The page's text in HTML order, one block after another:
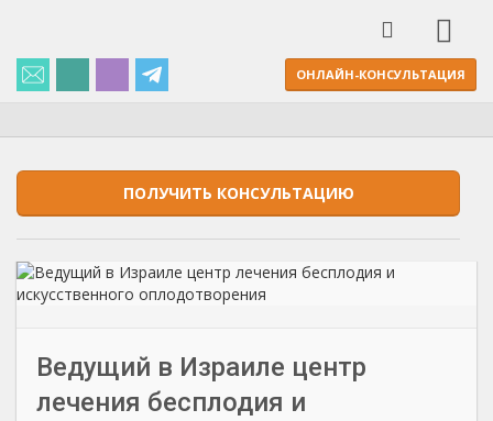
ОНЛАЙН-КОНСУЛЬТАЦИЯ
ПОЛУЧИТЬ КОНСУЛЬТАЦИЮ
Ведущий в Израиле центр
лечения бесплодия и